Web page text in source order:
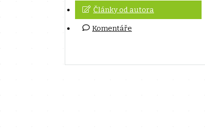
Články od autora
Komentáře